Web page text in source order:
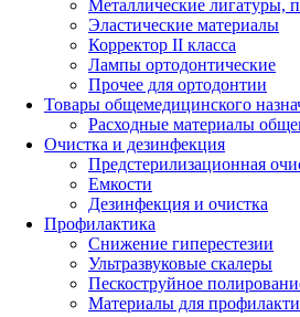
Металлические лигатуры,
Эластические материалы
Корректор II класса
Лампы ортодонтические
Прочее для ортодонтии
Товары общемедицинского
Расходные материалы
Очистка и дезинфекция
Предстерилизационная
Емкости
Дезинфекция и очистка
Профилактика
Снижение гиперестезии
Ультразвуковые скалеры
Пескоструйное
Материалы для